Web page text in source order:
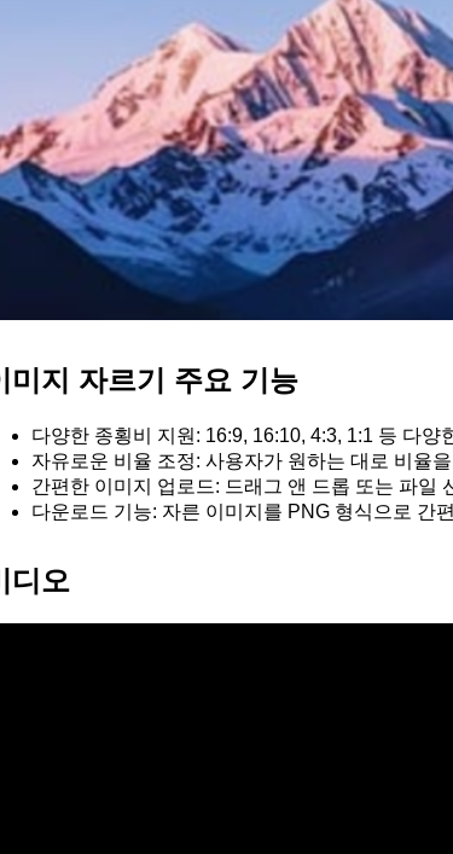
미지 자르기 주요 기능
다양한 종횡비 지원: 16:9, 16:10, 4:3, 1:1 등 다양
자유로운 비율 조정: 사용자가 원하는 대로 비율
간편한 이미지 업로드: 드래그 앤 드롭 또는 파일
다운로드 기능: 자른 이미지를 PNG 형식으로 간
디오